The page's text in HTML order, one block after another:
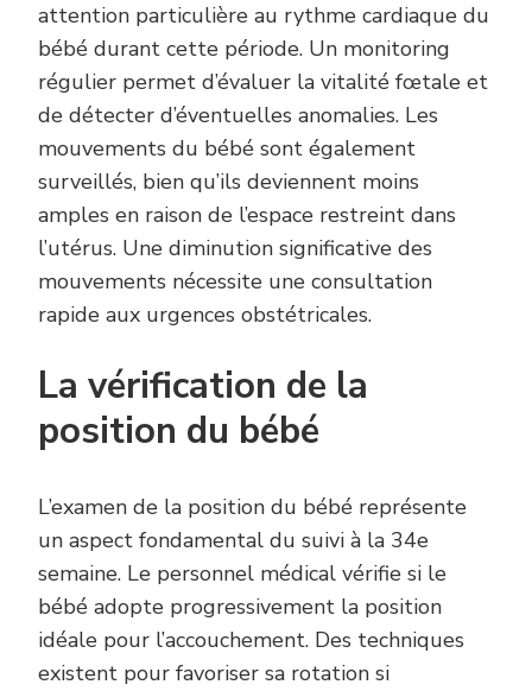
attention particulière au rythme cardiaque du
bébé durant cette période. Un monitoring
régulier permet d’évaluer la vitalité fœtale et
de détecter d’éventuelles anomalies. Les
mouvements du bébé sont également
surveillés, bien qu’ils deviennent moins
amples en raison de l’espace restreint dans
l’utérus. Une diminution significative des
mouvements nécessite une consultation
rapide aux urgences obstétricales.
La vérification de la
position du bébé
L’examen de la position du bébé représente
un aspect fondamental du suivi à la 34e
semaine. Le personnel médical vérifie si le
bébé adopte progressivement la position
idéale pour l’accouchement. Des techniques
existent pour favoriser sa rotation si